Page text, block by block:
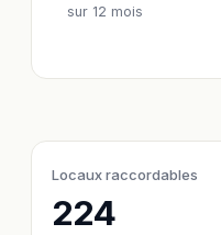
sur 12 mois
Locaux raccordables
224